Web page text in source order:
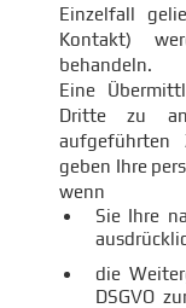
Einzelfall
Kontakt)
behandeln.
Eine
Dritte zu
geben Ihre
wenn
Sie Ihre
die
DSGVO